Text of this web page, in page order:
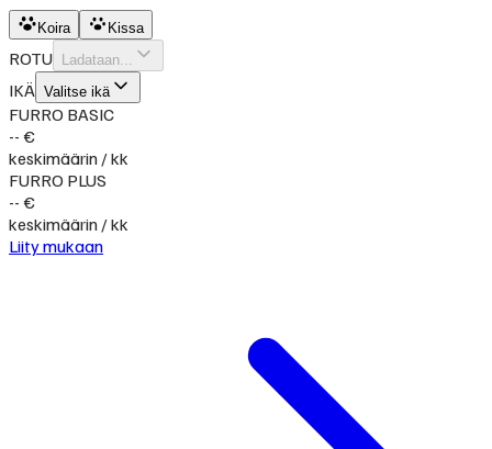
Koira Kissa
ROTU Ladataan...
IKÄ Valitse ikä
FURRO BASIC
-- €
keskimäärin / kk
FURRO PLUS
-- €
keskimäärin / kk
Liity mukaan